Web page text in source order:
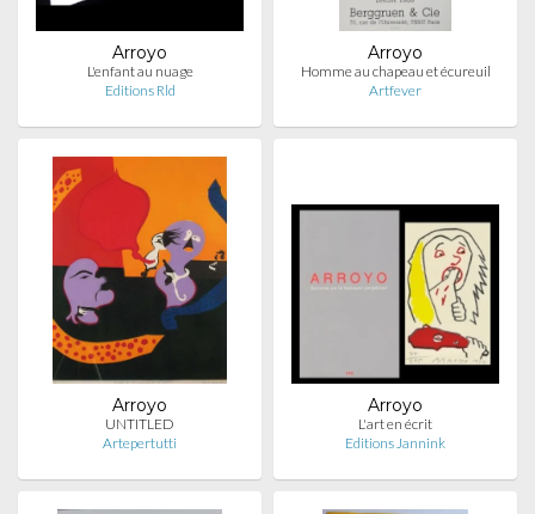
Arroyo
L'enfant au nuage
Editions Rld
Arroyo
Homme au chapeau et écureuil
Artfever
Arroyo
UNTITLED
Artepertutti
Arroyo
L'art en écrit
Editions Jannink